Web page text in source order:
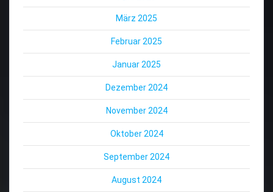
März 2025
Februar 2025
Januar 2025
Dezember 2024
November 2024
Oktober 2024
September 2024
August 2024